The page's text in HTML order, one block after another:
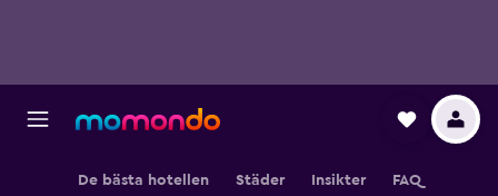
De bästa hotellen Städer Insikter FAQ